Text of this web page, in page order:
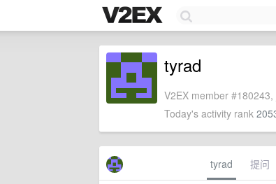
tyrad
V2EX member
Today's activity rank
tyrad 提问